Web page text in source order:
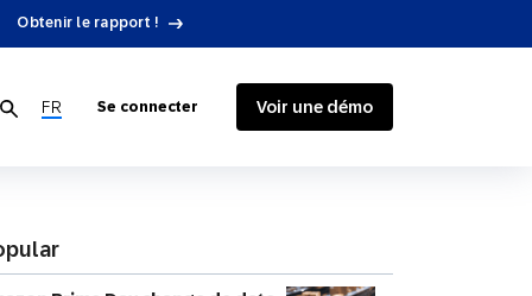
Obtenir le rapport !
FR Se connecter Voir une démo